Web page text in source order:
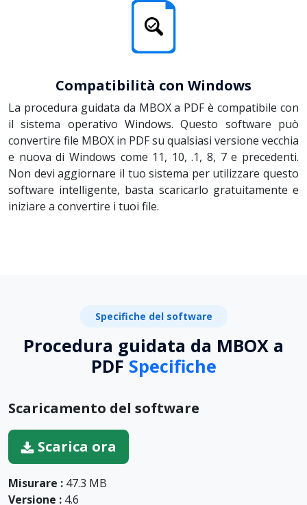
Compatibilità con Windows
La procedura guidata da MBOX a PDF è compatibile con
il sistema operativo Windows. Questo software può
convertire file MBOX in PDF su qualsiasi versione vecchia
e nuova di Windows come 11, 10, .1, 8, 7 e precedenti.
Non devi aggiornare il tuo sistema per utilizzare questo
software intelligente, basta scaricarlo gratuitamente e
iniziare a convertire i tuoi file.
Specifiche del software
Procedura guidata da MBOX a
PDF Specifiche
Scaricamento del software
Scarica ora
Misurare : 47.3 MB
Versione : 4.6